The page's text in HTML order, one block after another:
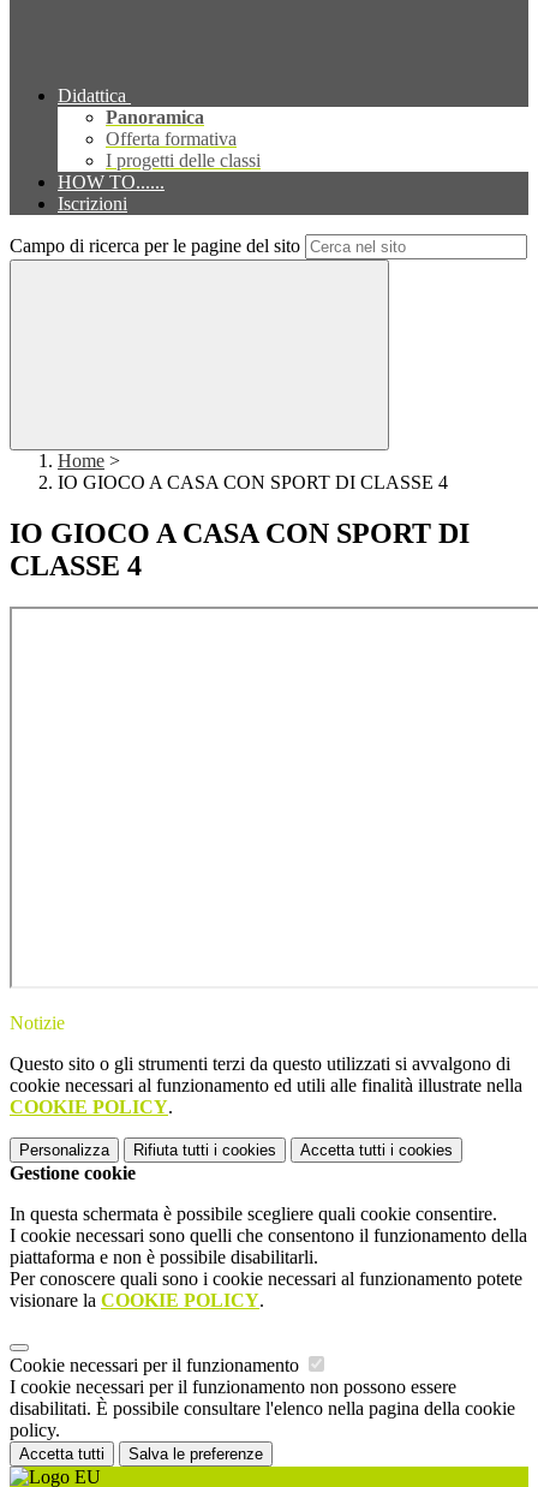
Didattica
Panoramica
Offerta formativa
I progetti delle classi
HOW TO......
Iscrizioni
Campo di ricerca per le pagine del sito
Home >
IO GIOCO A CASA CON SPORT DI CLASSE 4
IO GIOCO A CASA CON SPORT DI
CLASSE 4
Notizie
Questo sito o gli strumenti terzi da questo utilizzati si avvalgono di
cookie necessari al funzionamento ed utili alle finalità illustrate nella
COOKIE POLICY.
Personalizza Rifiuta tutti i cookies Accetta tutti i cookies
Gestione cookie
In questa schermata è possibile scegliere quali cookie consentire.
I cookie necessari sono quelli che consentono il funzionamento della
piattaforma e non è possibile disabilitarli.
Per conoscere quali sono i cookie necessari al funzionamento potete
visionare la COOKIE POLICY.
Cookie necessari per il funzionamento
I cookie necessari per il funzionamento non possono essere
disabilitati. È possibile consultare l'elenco nella pagina della cookie
policy.
Accetta tutti Salva le preferenze